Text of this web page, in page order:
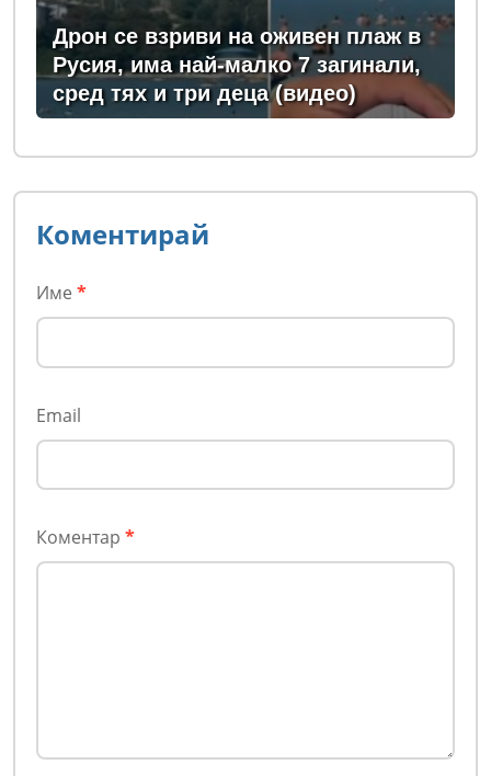
Дрон се взриви на оживен плаж в
Русия, има най-малко 7 загинали,
сред тях и три деца (видео)
Коментирай
Име *
Email
Коментар *